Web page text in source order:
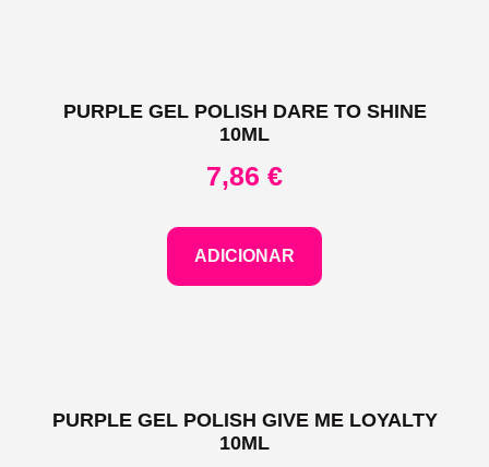
PURPLE GEL POLISH DARE TO SHINE
10ML
7,86 €
ADICIONAR
PURPLE GEL POLISH GIVE ME LOYALTY
10ML